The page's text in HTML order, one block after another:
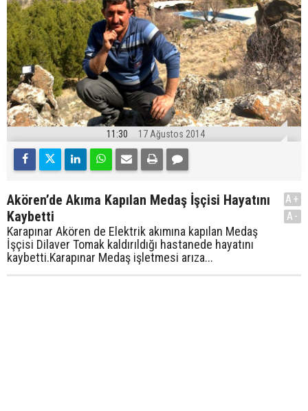
11:30 17 Ağustos 2014
Akören’de Akıma Kapılan Medaş İşçisi Hayatını
Kaybetti
Karapınar Akören de Elektrik akımına kapılan Medaş
İşçisi Dilaver Tomak kaldırıldığı hastanede hayatını
kaybetti.Karapınar Medaş işletmesi arıza...
A+
A-